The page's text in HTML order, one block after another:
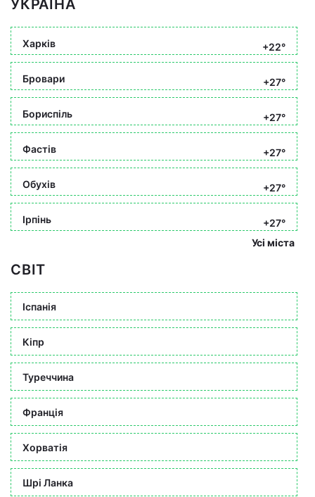
УКРАЇНА
Харків +22°
Бровари +27°
Бориспіль +27°
Фастів +27°
Обухів +27°
Ірпінь
+27°
Усі міста
СВІТ
Іспанія
Кіпр
Туреччина
Франція
Хорватія
Шрі Ланка